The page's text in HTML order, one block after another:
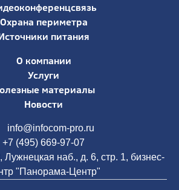
Охрана периметра
питания
О компании
Услуги
материалы
Новости
info@infocom-pro.ru
+7 (495) 669-97-07
Лужнецкая наб., д. 6, стр. 1, бизнес-
"Панорама-Центр"